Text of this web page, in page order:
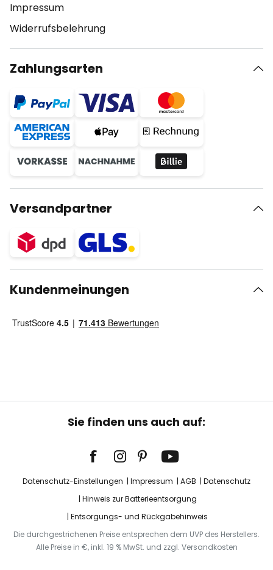
Impressum
Widerrufsbelehrung
Zahlungsarten
Versandpartner
Kundenmeinungen
Sie finden uns auch auf:
Datenschutz-Einstellungen Impressum AGB
Datenschutz
Hinweis zur Batterieentsorgung
Entsorgungs- und Rückgabehinweis
Die durchgestrichenen Preise entsprechen dem UVP des Herstellers.
Alle Preise in €, inkl. 19 % MwSt. und zzgl. Versandkosten